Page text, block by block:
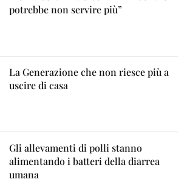
potrebbe non servire più”
La Generazione che non riesce più a
uscire di casa
Gli allevamenti di polli stanno
alimentando i batteri della diarrea
umana